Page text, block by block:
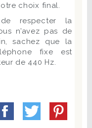
choix final.
respecter la
n’avez pas de
sachez que la
fixe est
de 440 Hz.